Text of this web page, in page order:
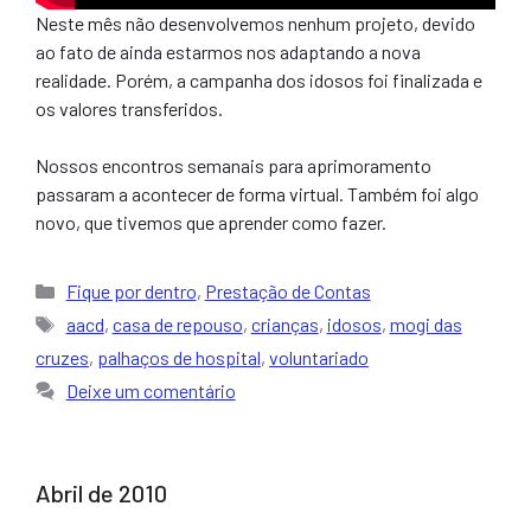
Neste mês não desenvolvemos nenhum projeto, devido
ao fato de ainda estarmos nos adaptando a nova
realidade. Porém, a campanha dos idosos foi finalizada e
os valores transferidos.
Nossos encontros semanais para aprimoramento
passaram a acontecer de forma virtual. Também foi algo
novo, que tivemos que aprender como fazer.
Categorias
Fique por dentro, Prestação de Contas
Tags
aacd, casa de repouso, crianças, idosos, mogi das
cruzes, palhaços de hospital, voluntariado
Deixe um comentário
Abril de 2010